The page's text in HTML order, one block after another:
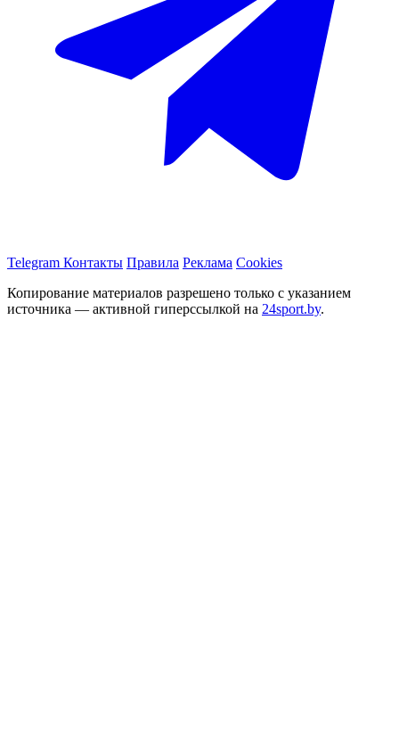
Telegram Контакты Правила Реклама Cookies
Копирование материалов разрешено только с указанием
источника — активной гиперссылкой на 24sport.by.